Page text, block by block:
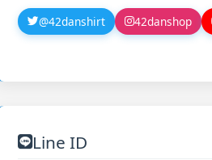
@42danshirt 42danshop
Line ID